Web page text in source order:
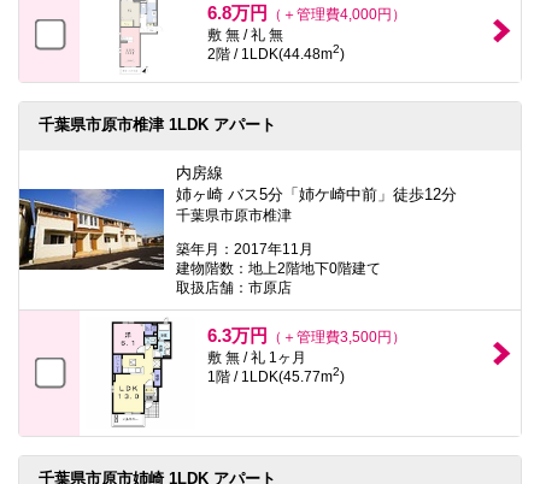
6.8万円
（＋管理費4,000円）
敷 無 / 礼 無
2階 / 1LDK(44.48m2)
千葉県市原市椎津 1LDK アパート
内房線
姉ヶ崎 バス5分「姉ケ崎中前」徒歩12分
千葉県市原市椎津
築年月：2017年11月
建物階数：地上2階地下0階建て
取扱店舗：市原店
6.3万円
（＋管理費3,500円）
敷 無 / 礼 1ヶ月
1階 / 1LDK(45.77m2)
千葉県市原市姉崎 1LDK アパート